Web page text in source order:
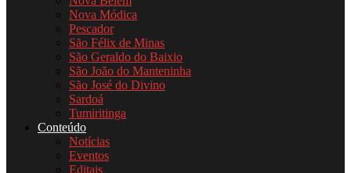
Nova Módica
Pescador
São Félix de Minas
São Geraldo do Baixio
São João do Manteninha
São José do Divino
Sardoá
Tumiritinga
Conteúdo
Notícias
Eventos
Editais